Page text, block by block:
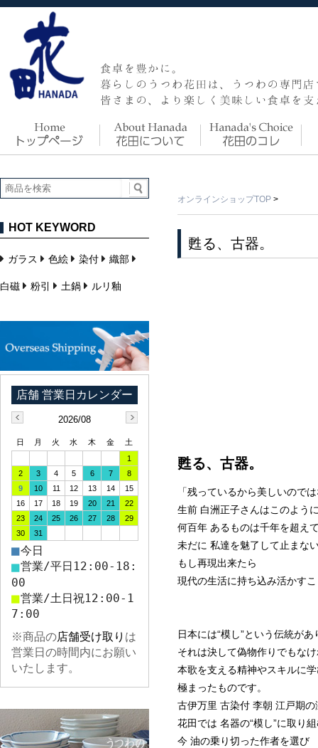
オンラインショップTOP >
甦る、古器。
甦る、古器。
「残っているから美しいので
生前 白洲正子さんはこのよう
何百年 あるものは千年を超え
未だに 私達を魅了して止まな
もし再現出来たら
現代の生活に持ち込み活かす
日本には“模し”という伝統があ
それは決して偽物作りでもな
本歌を支える精神やスキルに
極まったものです。
古伊万里 古染付 李朝 江戸期
花田では 名器の“模し”に取り
今 油の乗り切った作者を選び
HOT KEYWORD
ガラス 色絵 染付 織部
白磁 粉引 土鍋 ルリ釉
2026/08
日 月 火 水 木 金
土
1
2
3 4 5 6 7
8
9
10 11 12 13 14
15
16
17 18 19 20 21
22
23
24 25 26 27 28
29
30
31
■今日
■営業/平日12:00-18:
00
■営業/土日祝12:00-1
7:00
※商品の店舗受け取り は
営業日の時間内にお願い
いたします。